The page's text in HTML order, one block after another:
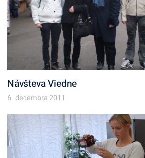
Návšteva Viedne
6. decembra 2011